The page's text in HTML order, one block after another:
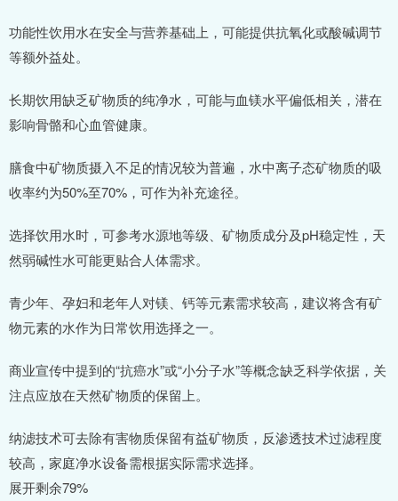
功能性饮用水在安全与营养基础上，可能提供抗氧化或酸碱调节
等额外益处。
长期饮用缺乏矿物质的纯净水，可能与血镁水平偏低相关，潜在
影响骨骼和心血管健康。
膳食中矿物质摄入不足的情况较为普遍，水中离子态矿物质的吸
收率约为50%至70%，可作为补充途径。
选择饮用水时，可参考水源地等级、矿物质成分及pH稳定性，天
然弱碱性水可能更贴合人体需求。
青少年、孕妇和老年人对镁、钙等元素需求较高，建议将含有矿
物元素的水作为日常饮用选择之一。
商业宣传中提到的“抗癌水”或“小分子水”等概念缺乏科学依据，关
注点应放在天然矿物质的保留上。
纳滤技术可去除有害物质保留有益矿物质，反渗透技术过滤程度
较高，家庭净水设备需根据实际需求选择。
展开剩余79%